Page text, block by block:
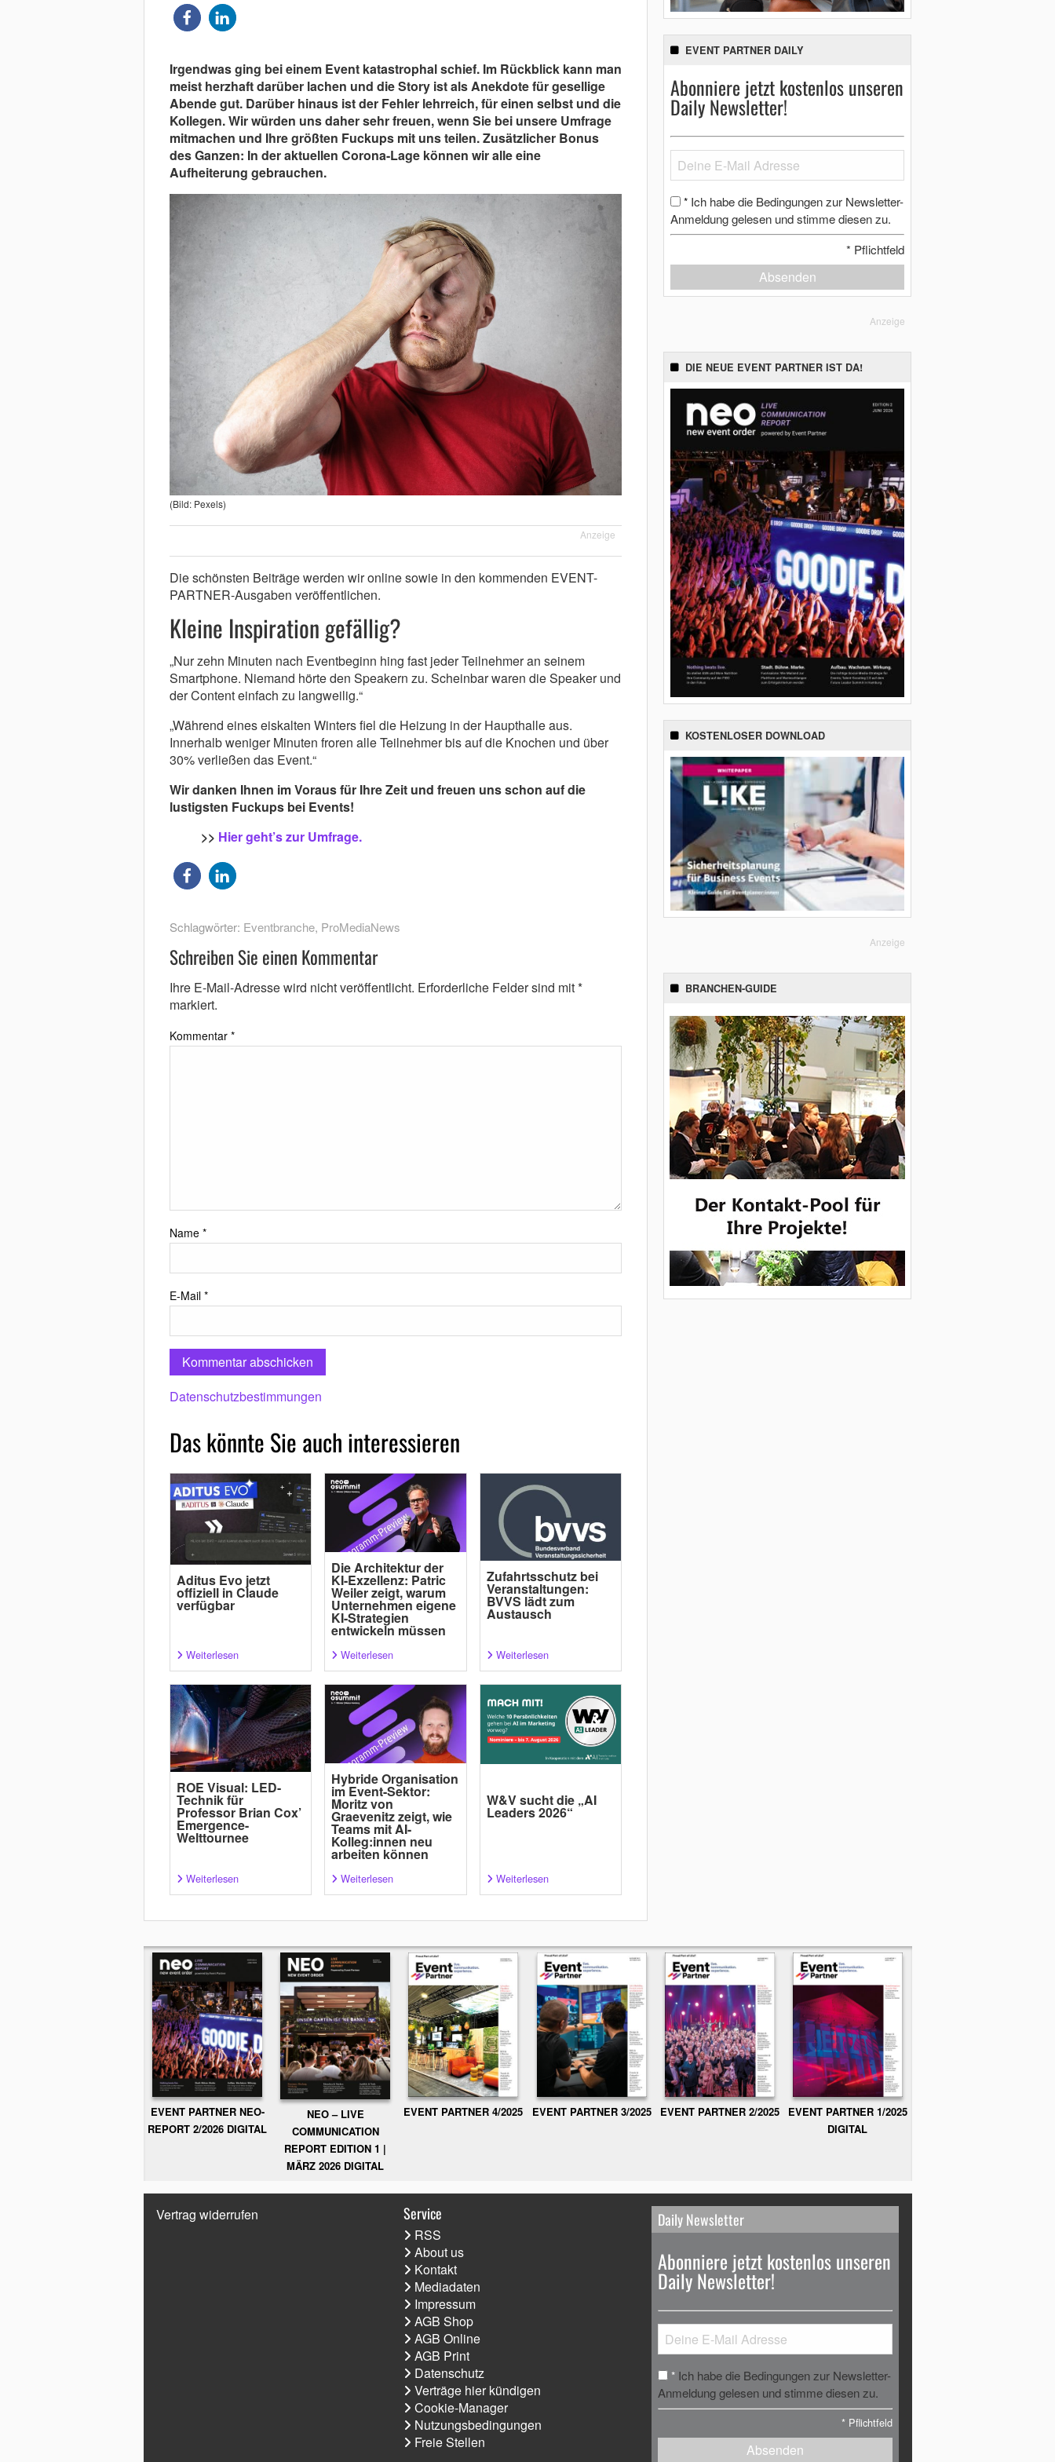
Irgendwas ging bei einem Event katastrophal schief. Im Rückblick kann man
meist herzhaft darüber lachen und die Story ist als Anekdote für gesellige
Abende gut. Darüber hinaus ist der Fehler lehrreich, für einen selbst und die
Kollegen. Wir würden uns daher sehr freuen, wenn Sie bei unsere Umfrage
mitmachen und Ihre größten Fuckups mit uns teilen. Zusätzlicher Bonus
des Ganzen: In der aktuellen Corona-Lage können wir alle eine
Aufheiterung gebrauchen.
(Bild: Pexels)
Anzeige
Die schönsten Beiträge werden wir online sowie in den kommenden EVENT-
PARTNER-Ausgaben veröffentlichen.
Kleine Inspiration gefällig?
„Nur zehn Minuten nach Eventbeginn hing fast jeder Teilnehmer an seinem
Smartphone. Niemand hörte den Speakern zu. Scheinbar waren die Speaker und
der Content einfach zu langweilig.“
„Während eines eiskalten Winters fiel die Heizung in der Haupthalle aus.
Innerhalb weniger Minuten froren alle Teilnehmer bis auf die Knochen und über
30% verließen das Event.“
Wir danken Ihnen im Voraus für Ihre Zeit und freuen uns schon auf die
lustigsten Fuckups bei Events!
>> Hier geht’s zur Umfrage.
Schlagwörter: Eventbranche, ProMediaNews
Schreiben Sie einen Kommentar
Ihre E-Mail-Adresse wird nicht veröffentlicht. Erforderliche Felder sind mit*
markiert.
Kommentar *
Name *
E-Mail *
Datenschutzbestimmungen
Das könnte Sie auch interessieren
Aditus Evo jetzt
offiziell in Claude
verfügbar
Weiterlesen
Die Architektur der
KI-Exzellenz: Patric
Weiler zeigt, warum
Unternehmen eigene
KI-Strategien
entwickeln müssen
Weiterlesen
Zufahrtsschutz bei
Veranstaltungen:
BVVS lädt zum
Austausch
Weiterlesen
ROE Visual: LED-
Technik für
Professor Brian Cox’
Emergence-
Welttournee
Weiterlesen
Hybride Organisation
im Event-Sektor:
Moritz von
Graevenitz zeigt, wie
Teams mit AI-
Kolleg:innen neu
arbeiten können
Weiterlesen
W&V sucht die „AI
Leaders 2026“
Weiterlesen
EVENT PARTNER DAILY
Abonniere jetzt kostenlos unseren
Daily Newsletter!
* Ich habe die Bedingungen zur Newsletter-
Anmeldung gelesen und stimme diesen zu.
* Pflichtfeld
Absenden
Anzeige
DIE NEUE EVENT PARTNER IST DA!
KOSTENLOSER DOWNLOAD
Anzeige
BRANCHEN-GUIDE
EVENT PARTNER NEO-
REPORT 2/2026 DIGITAL
NEO – LIVE
COMMUNICATION
REPORT EDITION 1 |
MÄRZ 2026 DIGITAL
EVENT PARTNER 4/2025 EVENT PARTNER 3/2025 EVENT PARTNER 2/2025
EVENT PARTNER 1/2025
DIGITAL
Vertrag widerrufen Service
RSS
About us
Kontakt
Mediadaten
Impressum
AGB Shop
AGB Online
AGB Print
Datenschutz
Verträge hier kündigen
Cookie-Manager
Nutzungsbedingungen
Freie Stellen
Daily Newsletter
Abonniere jetzt kostenlos unseren
Daily Newsletter!
* Ich habe die Bedingungen zur Newsletter-
Anmeldung gelesen und stimme diesen zu.
* Pflichtfeld
Absenden